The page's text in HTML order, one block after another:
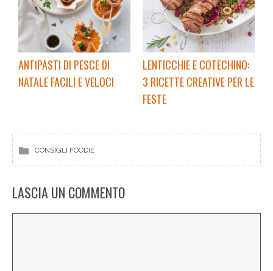
ANTIPASTI DI PESCE DI
NATALE FACILI E VELOCI
LENTICCHIE E COTECHINO:
3 RICETTE CREATIVE PER LE
FESTE
CONSIGLI FOODIE
LASCIA UN COMMENTO